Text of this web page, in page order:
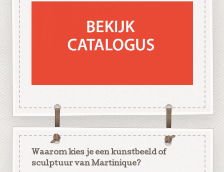
Waarom kies je een kunstbeeld of
sculptuur van Martinique?